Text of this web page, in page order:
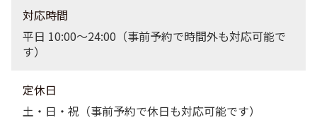
対応時間
平日 10:00〜24:00（事前予約で時間外も対応可能で
す）
定休日
土・日・祝（事前予約で休日も対応可能です）